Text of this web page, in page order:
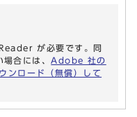
が必要です。同
合には、 Adobe 社の
ロード（無償）して